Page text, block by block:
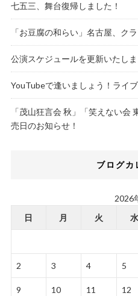
七五三、舞台復帰しました！
「お豆腐の和らい」名古屋、ク
公演スケジュールを更新いたしま
YouTubeで逢いましょう！ライ
「茂山狂言会 秋」「笑えない会
売日のお知らせ！
ブログカ
2026
日
月 火 水
2 3 4 5
9 10 11 12